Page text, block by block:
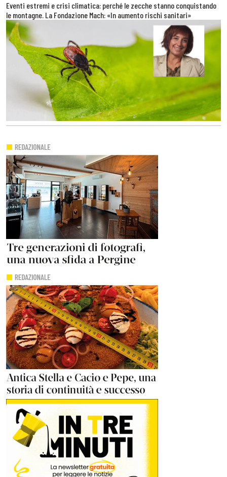
Eventi estremi e crisi climatica: perché le zecche stanno conquistando
le montagne. La Fondazione Mach: «In aumento rischi sanitari»